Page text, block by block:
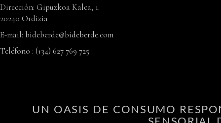
Dirección: Gipuzkoa Kalea, 1.
20240 Ordizia
E-mail: bideberde@bideberde.com
Teléfono : (+34) 627 769 725
UN OASIS DE CONSUMO